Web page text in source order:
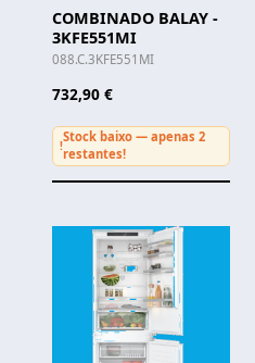
COMBINADO BALAY -
3KFE551MI
088.C.3KFE551MI
732,90 €
!
Stock baixo — apenas 2
restantes!